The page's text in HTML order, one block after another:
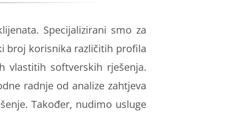
Specijalizirani smo za
broj korisnika različitih profila
vlastitih softverskih rješenja.
radnje od analize zahtjeva
Također, nudimo usluge